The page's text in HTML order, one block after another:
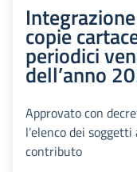
copie
periodici
dell’anno
Approvato con
l’elenco dei
contributo